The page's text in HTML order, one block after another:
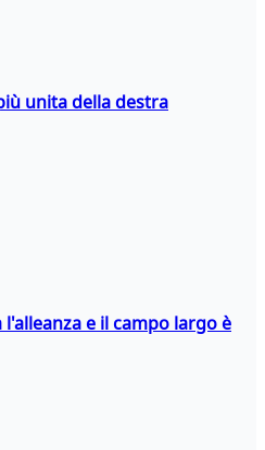
unita della destra
e il campo largo è